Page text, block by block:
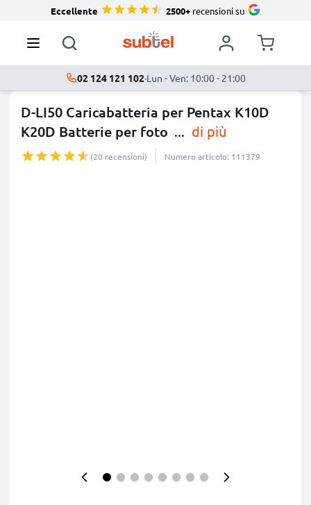
Eccellente 2500+recensioni su
02 124 121 102·Lun - Ven: 10:00 - 21:00
D-LI50 Caricabatteria per Pentax K10D
K20D Batterie per foto ... di più
(20 recensioni) Numero articolo: 111379